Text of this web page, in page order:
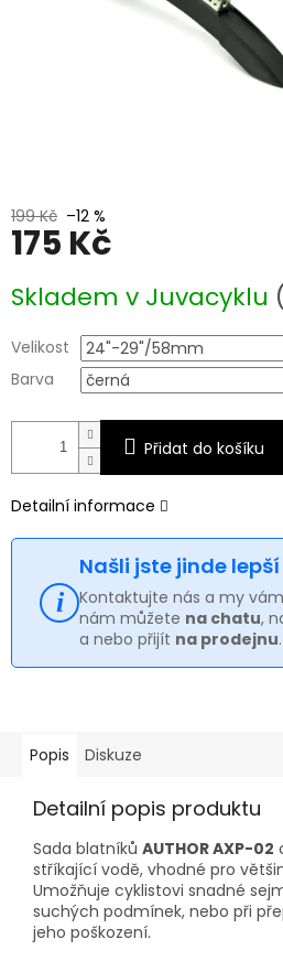
199 Kč –12 %
175 Kč
cena:
Skladem v Juvacyklu
Velikost
Barva
Přidat do košíku
Detailní informace
Našli jste jinde
Kontaktujte nás a my
nám můžete na chatu,
a nebo přijít na prodejnu.
Popis Diskuze
Detailní popis produktu
Sada blatníků AUTHOR AXP-02
stříkající vodě, vhodné pro
Umožňuje cyklistovi snadné
suchých podmínek, nebo při
jeho poškození.